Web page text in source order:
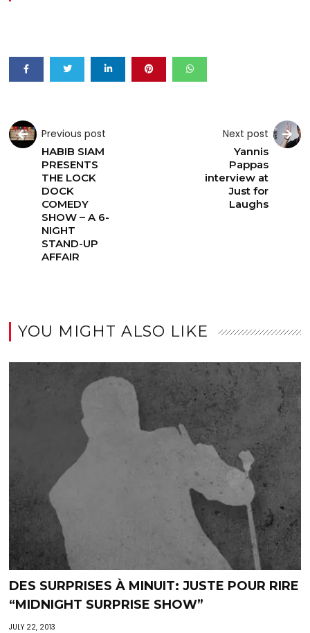
Previous post
HABIB SIAM
PRESENTS
THE LOCK
DOCK
COMEDY
SHOW – A 6-
NIGHT
STAND-UP
AFFAIR
Next post
Yannis
Pappas
interview at
Just for
Laughs
YOU MIGHT ALSO LIKE
DES SURPRISES À MINUIT: JUSTE POUR RIRE
“MIDNIGHT SURPRISE SHOW”
JULY 22, 2013